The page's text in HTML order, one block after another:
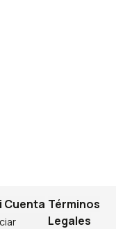
Cuenta Términos
Legales